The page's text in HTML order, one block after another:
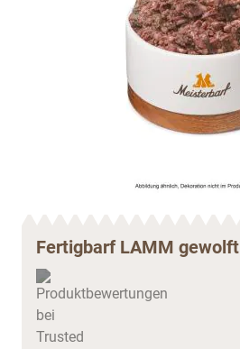
Fertigbarf LAMM gewolft